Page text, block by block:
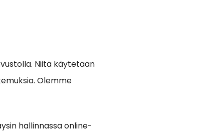
Niitä käytetään
Olemme
hallinnassa online-